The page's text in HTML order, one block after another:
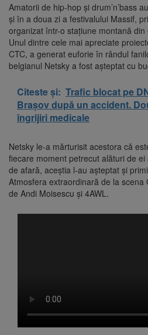
Amatorii de hip-hop și drum’n’bass
și în a doua zi a festivalului Massif,
organizat într-o stațiune montană
Unul dintre cele mai apreciate
CTC, a generat euforie în rândul
belgianul Netsky a fost așteptat cu
Citeste și: Trafic blocat pe
Brașov după un accident.
îngrijiri medicale
Netsky le-a mărturisit acestora că
fiecare moment petrecut alături de
de afară, aceștia l-au așteptat și
Atmosfera extraordinară de la scena
de Andi Moisescu și 4AWL.